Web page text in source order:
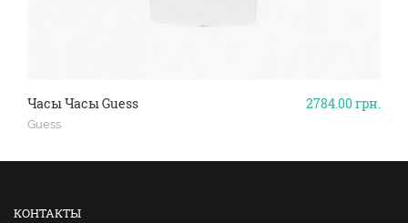
2784.00грн.
Часы Часы Guess
Guess
КОНТАКТЫ